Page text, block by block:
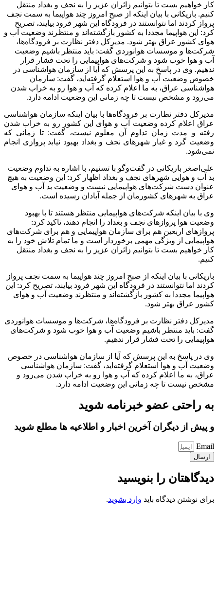
کار خواهیم بست تا بتوانیم زائران عزیز را به نجف و بغداد منتقل
کنیم. باریکانی با بیان اینکه از صبح امروز چند هواپیما به سمت نجف
پرواز کردند اما نتوانستند در فرودگاه این شهر فرود بیایند، تصریح
کرد: این هواپیما مجددا به کشور بازگشته‌اند و منتظرند وضعیت آب و
هوای کشور عراق بهتر شود. مدیرکل دفتر نظارت بر فرودگاه‌ها،
شرکت‌ها و موسسات هوانوردی گفت: باید منتظر باشیم وضعیت
آب و هوا خوب شود و شرکت‌های هواپیمایی را تحت فشار قرار
ندهیم. وی در پاسخ به این پرسش که آیا از سازمان هواشناسی در
خصوص وضعیت آب و هوا استعلام گرفته‌اید، گفت: سازمان
هواشناسی عراق، به ما اعلام کرده که آب و هوا رو به خراب شدن
می‌رود و مشخص نیست تا چه زمانی این وضعیت ادامه دارد.
مدیرکل دفتر نظارت بر فرودگاه‌ها با بیان اینکه سازمان هواشناسی
عراق اعلام کرده وضعیت آب و هوای این کشور رو به خراب شدن
رفته و مدت زمان تداوم آن معلوم نیست، گفت: تا زمانی که
وضعیت گرد و غبار شهرهای نجف و بغداد بهبود نیابد پروازی انجام
نمی‌شود.
علی‌اصغر باریکانی در گفت‌وگو با تسنیم، با اشاره به تداوم وضعیت
بد آب و هوایی شهرهای نجف و بغداد اظهار کرد: این وضعیت به هیچ
عنوان دست شرکت‌های هواپیمایی نیست و وضعیت بد آب و هوای
عراق به شهرهای کشورمان از جمله آبادان رسیده است.
وی با بیان اینکه شرکت‌های هواپیمایی منتظر هستند تا با بهبود
وضعیت هوا پروازهای نجف و بغداد را انجام دهند، تاکید کرد:
پروازهای اربعین هم برای سازمان هواپیمایی و هم برای شرکت‌های
هواپیمایی از ویژگی مهمی برخوردار است و ما تمام تلاش خود را به
کار خواهیم بست تا بتوانیم زائران عزیز را به نجف و بغداد منتقل
کنیم.
باریکانی با بیان اینکه از صبح امروز چند هواپیما به سمت نجف پرواز
کردند اما نتوانستند در فرودگاه این شهر فرود بیایند، تصریح کرد: این
هواپیما مجددا به کشور بازگشته‌اند و منتظرند وضعیت آب و هوای
کشور عراق بهتر شود.
مدیرکل دفتر نظارت بر فرودگاه‌ها، شرکت‌ها و موسسات هوانوردی
گفت: باید منتظر باشیم وضعیت آب و هوا خوب شود و شرکت‌های
هواپیمایی را تحت فشار قرار ندهیم.
وی در پاسخ به این پرسش که آیا از سازمان هواشناسی در خصوص
وضعیت آب و هوا استعلام گرفته‌اید، گفت: سازمان هواشناسی
عراق، به ما اعلام کرده که آب و هوا رو به خراب شدن می‌رود و
مشخص نیست تا چه زمانی این وضعیت ادامه دارد.
به راحتی عضو خبرنامه شوید
و پیش از دیگران آخرین اخبار و اطلاعیه ها مطلع شوید
Email
ارسال
دیدگاهتان را بنویسید
برای نوشتن دیدگاه باید وارد بشوید.